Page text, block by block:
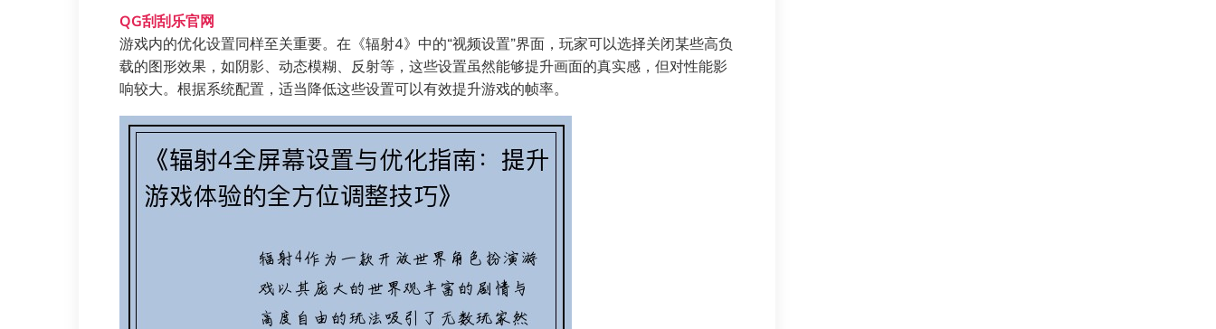
QG刮刮乐官网
游戏内的优化设置同样至关重要。在《辐射4》中的“视频设置”界面，玩家可以选择关闭某些高负
载的图形效果，如阴影、动态模糊、反射等，这些设置虽然能够提升画面的真实感，但对性能影
响较大。根据系统配置，适当降低这些设置可以有效提升游戏的帧率。